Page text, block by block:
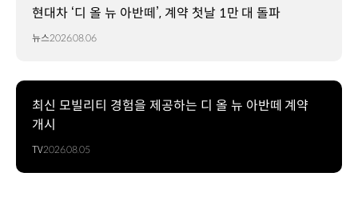
현대차 ‘디 올 뉴 아반떼’, 계약 첫날 1만 대 돌파
뉴스2026.08.06
최신 모빌리티 경험을 제공하는 디 올 뉴 아반떼 계약
개시
TV2026.08.05